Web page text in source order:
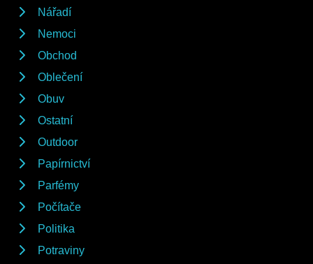
Nářadí
Nemoci
Obchod
Oblečení
Obuv
Ostatní
Outdoor
Papírnictví
Parfémy
Počítače
Politika
Potraviny